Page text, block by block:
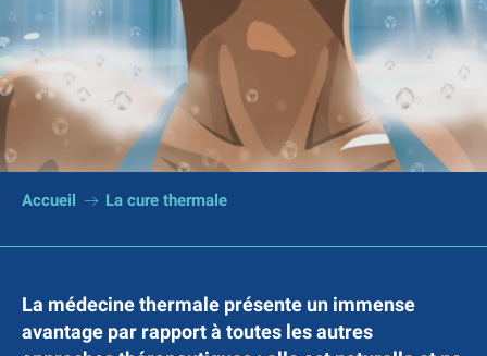
Accueil La cure thermale
La médecine thermale présente un immense
avantage par rapport à toutes les autres